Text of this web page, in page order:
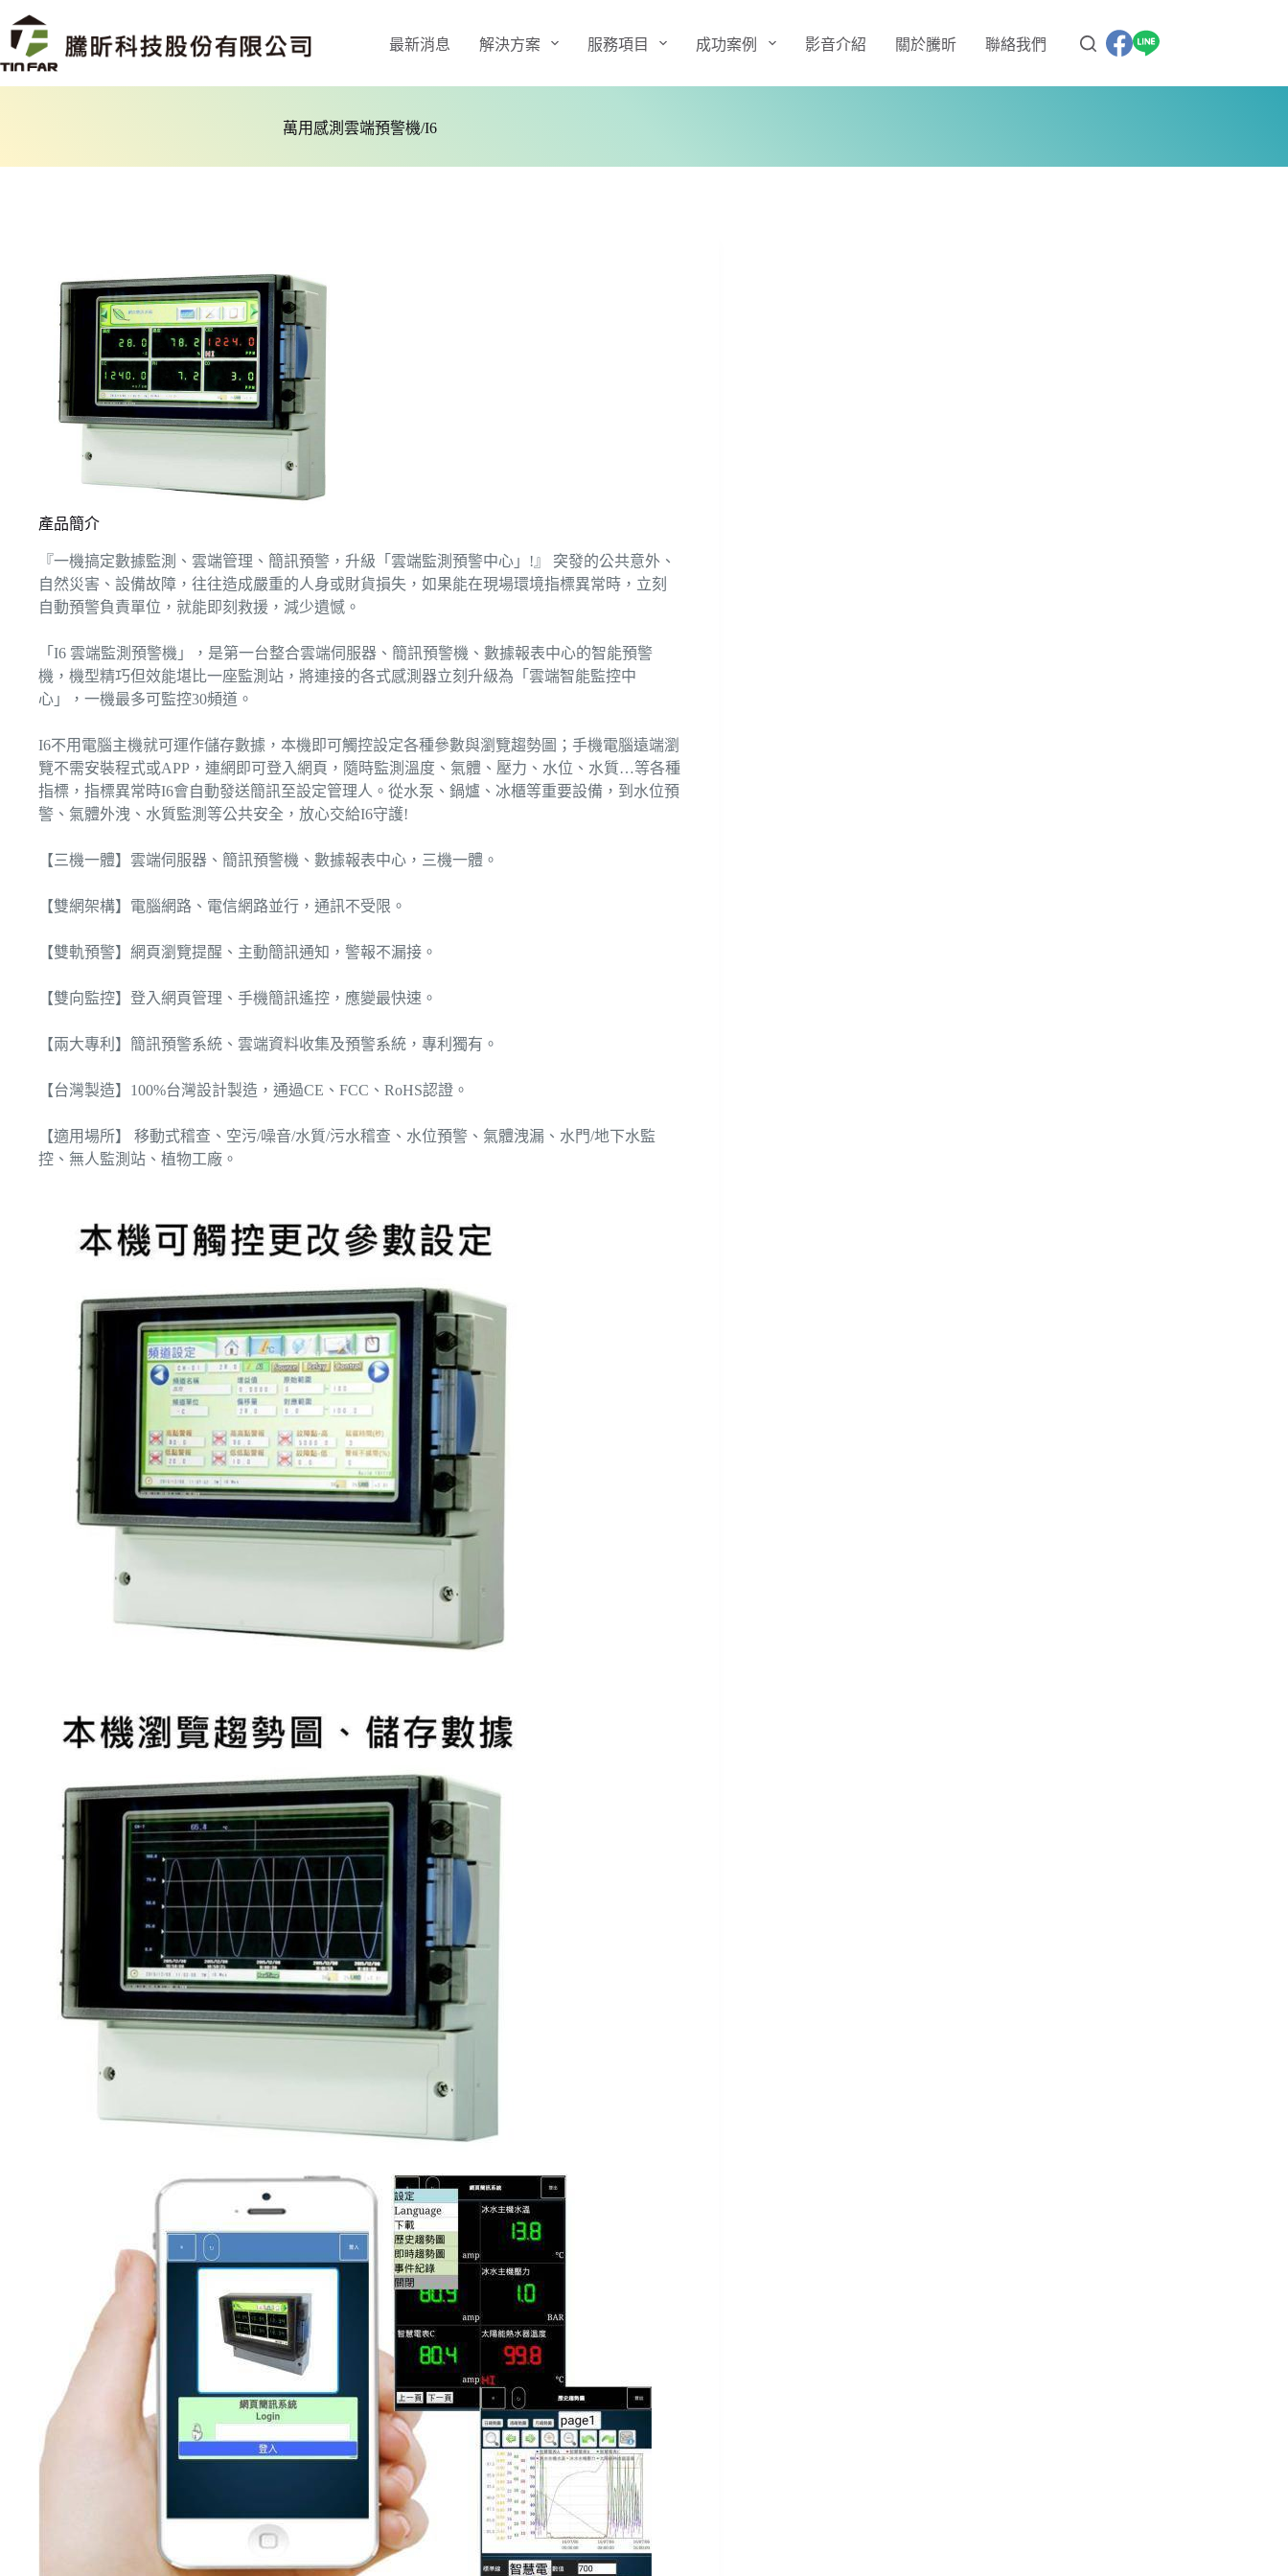
最新消息 解決方案 服務項目 成功案例 影音介紹 關於騰昕 聯絡我們
萬用感測雲端預警機/I6
產品簡介
『一機搞定數據監測、雲端管理、簡訊預警，升級「雲端監測預警中心」!』 突發的公共意外、
自然災害、設備故障，往往造成嚴重的人身或財貨損失，如果能在現場環境指標異常時，立刻
自動預警負責單位，就能即刻救援，減少遺憾。
「I6 雲端監測預警機」，是第一台整合雲端伺服器、簡訊預警機、數據報表中心的智能預警
機，機型精巧但效能堪比一座監測站，將連接的各式感測器立刻升級為「雲端智能監控中
心」，一機最多可監控30頻道。
I6不用電腦主機就可運作儲存數據，本機即可觸控設定各種參數與瀏覽趨勢圖；手機電腦遠端瀏
覽不需安裝程式或APP，連網即可登入網頁，隨時監測溫度、氣體、壓力、水位、水質…等各種
指標，指標異常時I6會自動發送簡訊至設定管理人。從水泵、鍋爐、冰櫃等重要設備，到水位預
警、氣體外洩、水質監測等公共安全，放心交給I6守護!
【三機一體】雲端伺服器、簡訊預警機、數據報表中心，三機一體。
【雙網架構】電腦網路、電信網路並行，通訊不受限。
【雙軌預警】網頁瀏覽提醒、主動簡訊通知，警報不漏接。
【雙向監控】登入網頁管理、手機簡訊遙控，應變最快速。
【兩大專利】簡訊預警系統、雲端資料收集及預警系統，專利獨有。
【台灣製造】100%台灣設計製造，通過CE、FCC、RoHS認證。
【適用場所】 移動式稽查、空污/噪音/水質/污水稽查、水位預警、氣體洩漏、水門/地下水監
控、無人監測站、植物工廠。